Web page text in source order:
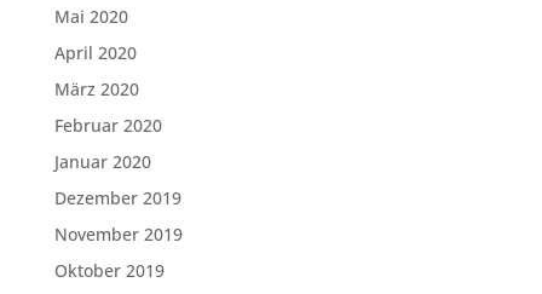
Mai 2020
April 2020
März 2020
Februar 2020
Januar 2020
Dezember 2019
November 2019
Oktober 2019